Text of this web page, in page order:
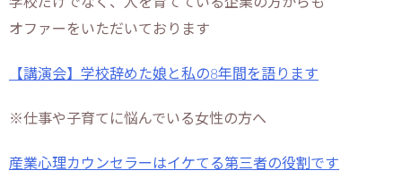
学校だけでなく、人を育てている企業の方からも
オファーをいただいております
【講演会】学校辞めた娘と私の8年間を語ります
※仕事や子育てに悩んでいる女性の方へ
産業心理カウンセラーはイケてる第三者の役割です